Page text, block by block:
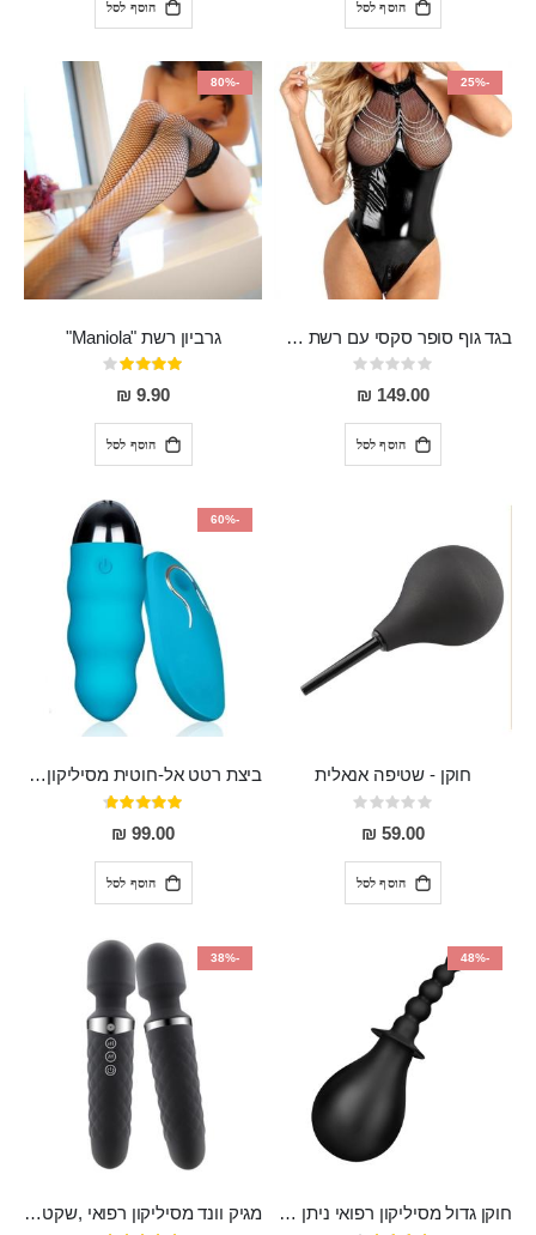
הוסף לסל הוסף לסל
-25%
בגד גוף סופר סקסי עם רשת שקופה בחזה ושרשרות מלמעלה וריצרץ מלמטה Pan במפשעה
Rating:
0%
149.00 ₪
הוסף לסל
-80%
גרביון רשת "Maniola"
דירוג:
80%
9.90 ₪
הוסף לסל
חוקן - שטיפה אנאלית
Rating:
0%
59.00 ₪
הוסף לסל
-60%
ביצת רטט אל-חוטית מסיליקון רפואי בגודל של 8 ס"מ ורוחב 3 ס"מ בעלת 20 מהירויות שונות "ENKI"
דירוג:
93%
99.00 ₪
הוסף לסל
-48%
חוקן גדול מסיליקון רפואי ניתן לשימוש גם כפלאג וגם כחרוזים אנאלים
-38%
מגיק וונד מסיליקון רפואי ,שקט במיוחד, נטען בעל 10 מהירויות שונות "Erna"